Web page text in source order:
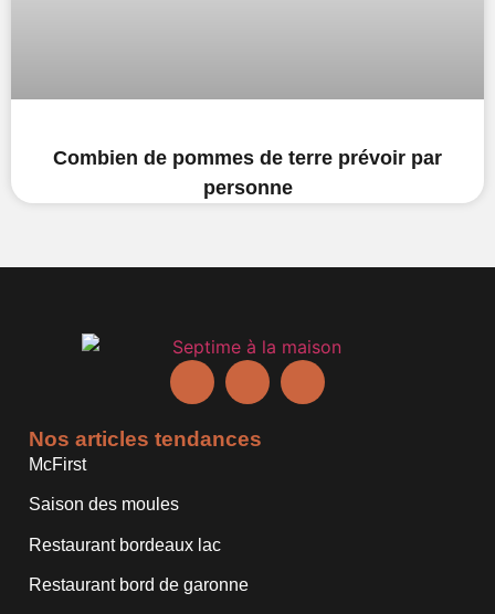
Combien de pommes de terre prévoir par
personne
Nos articles tendances
McFirst
Saison des moules
Restaurant bordeaux lac
Restaurant bord de garonne